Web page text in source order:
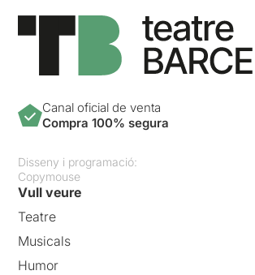
Canal oficial de venta
Compra 100% segura
Disseny i programació:
Copymouse
Vull veure
Teatre
Musicals
Humor